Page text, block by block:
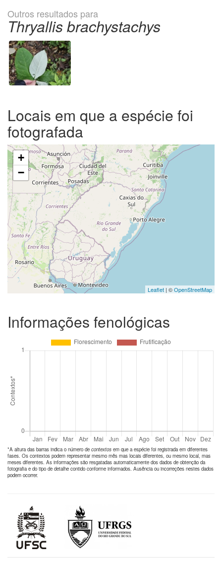
Outros resultados para
Thryallis brachystachys
Locais em que a espécie foi
fotografada
+
−
Leaflet | ©OpenStreetMap
Informações fenológicas
*A altura das barras indica o número de contextos em que a espécie foi registrada em diferentes
fases. Os contextos podem representar mesmo mês mas locais diferentes, ou mesmo local, mas
meses diferentes. As informações são resgatadas automaticamente dos dados de obtenção da
fotografia e do tipo de detalhe contido conforme informados. Ausência ou incorreções nestes dados
podem ocorrer.